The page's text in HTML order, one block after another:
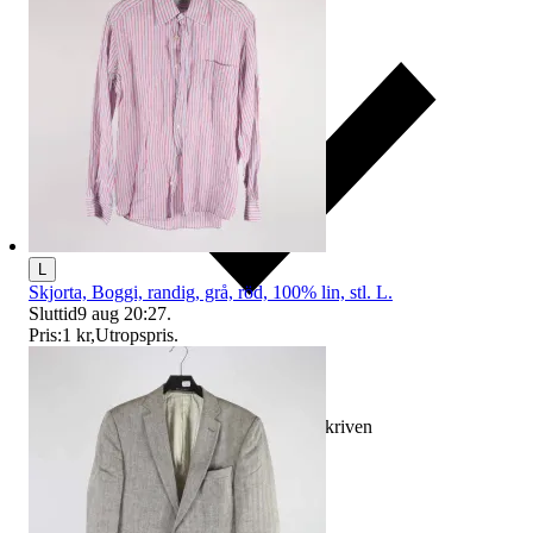
Ersättning om varan inte är som beskriven
Skjorta, Boggi, randig, grå, röd, 100% lin, stl. L.
Sluttid9 aug 20:27.
Pris:1 kr,Utropspris.